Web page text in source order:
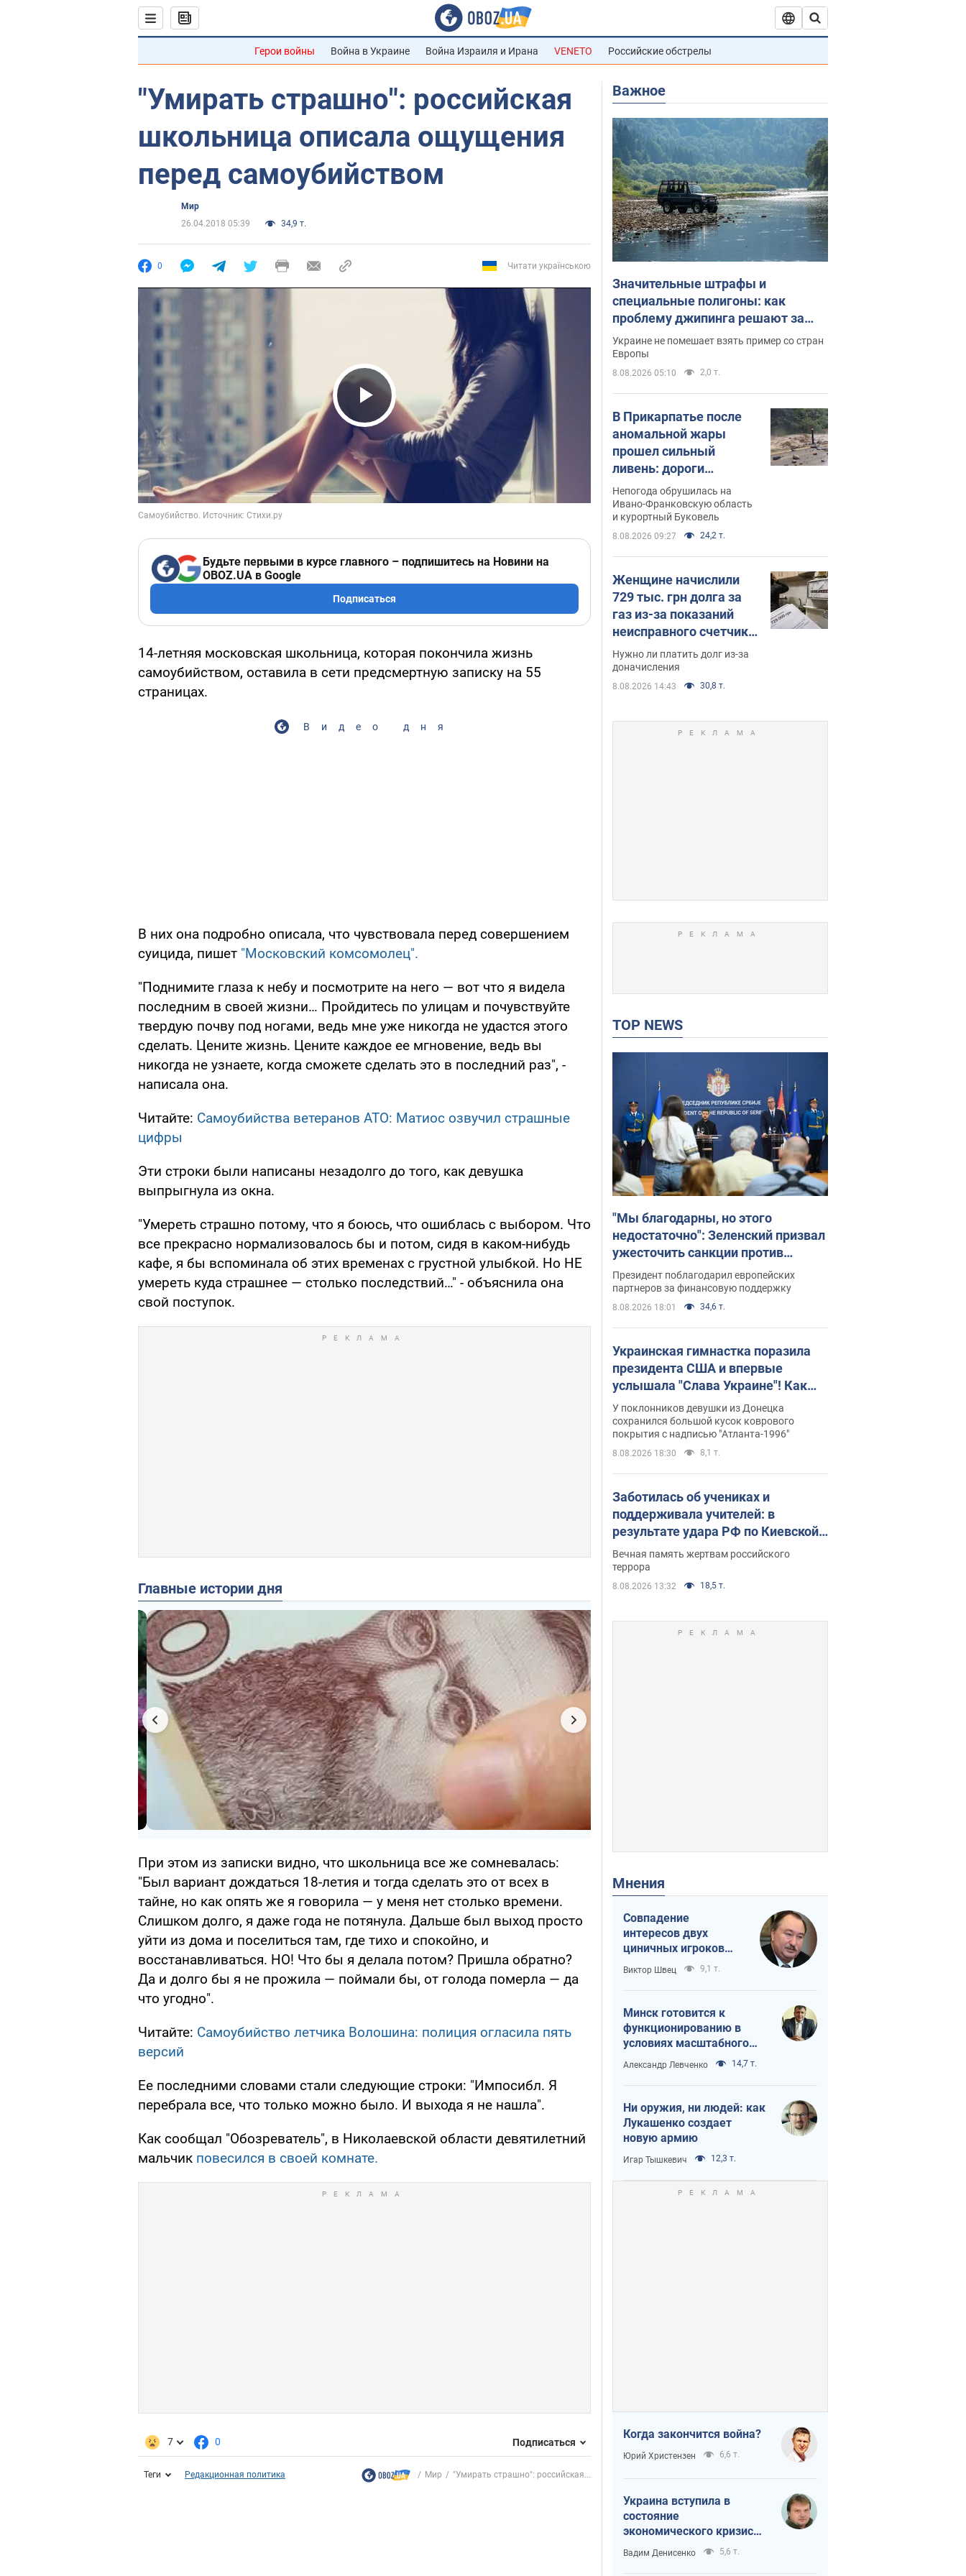
Герои войны Война в Украине Война Израиля и Ирана VENETO Российские обстрелы
"Умирать страшно": российская
школьница описала ощущения
перед самоубийством
Мир
26.04.2018 05:39
34,9 т.
0 Читати українською
Play Video
Будьте первыми в курсе главного – подпишитесь на Новини на
OBOZ.UA в Google
Подписаться
14-летняя московская школьница, которая покончила жизнь
самоубийством, оставила в сети предсмертную записку на 55
страницах.
Видео дня
В них она подробно описала, что чувствовала перед совершением
суицида, пишет "Московский комсомолец".
"Поднимите глаза к небу и посмотрите на него — вот что я видела
последним в своей жизни… Пройдитесь по улицам и почувствуйте
твердую почву под ногами, ведь мне уже никогда не удастся этого
сделать. Цените жизнь. Цените каждое ее мгновение, ведь вы
никогда не узнаете, когда сможете сделать это в последний раз", -
написала она.
Читайте: Самоубийства ветеранов АТО: Матиос озвучил страшные
цифры
Эти строки были написаны незадолго до того, как девушка
выпрыгнула из окна.
"Умереть страшно потому, что я боюсь, что ошиблась с выбором. Что
все прекрасно нормализовалось бы и потом, сидя в каком-нибудь
кафе, я бы вспоминала об этих временах с грустной улыбкой. Но НЕ
умереть куда страшнее — столько последствий…" - объяснила она
свой поступок.
Главные истории дня
При этом из записки видно, что школьница все же сомневалась:
"Был вариант дождаться 18-летия и тогда сделать это от всех в
тайне, но как опять же я говорила — у меня нет столько времени.
Слишком долго, я даже года не потянула. Дальше был выход просто
уйти из дома и поселиться там, где тихо и спокойно, и
восстанавливаться. НО! Что бы я делала потом? Пришла обратно?
Да и долго бы я не прожила — поймали бы, от голода померла — да
что угодно".
Читайте: Самоубийство летчика Волошина: полиция огласила пять
версий
Ее последними словами стали следующие строки: "Импосибл. Я
перебрала все, что только можно было. И выхода я не нашла".
Как сообщал "Обозреватель", в Николаевской области девятилетний
мальчик повесился в своей комнате.
7 0 Подписаться
Теги Редакционная политика Мир "Умирать страшно": российская...
Важное
Значительные штрафы и
специальные полигоны: как
проблему джипинга решают за
границей
Украине не помешает взять пример со стран
Европы
8.08.2026 05:10 2,0 т.
В Прикарпатье после
аномальной жары
прошел сильный
ливень: дороги
превратились в реки.
Видео
Непогода обрушилась на
Ивано-Франковскую область
и курортный Буковель
8.08.2026 09:27 24,2 т.
Женщине начислили
729 тыс. грн долга за
газ из-за показаний
неисправного счетчика:
судья вынес
неожиданное решение
Нужно ли платить долг из-за
доначисления
8.08.2026 14:43 30,8 т.
TOP NEWS
"Мы благодарны, но этого
недостаточно": Зеленский призвал
ужесточить санкции против
России
Президент поблагодарил европейских
партнеров за финансовую поддержку
8.08.2026 18:01 34,6 т.
Украинская гимнастка поразила
президента США и впервые
услышала "Слава Украине"! Как
сложилась судьба Подкопаевой,
которая 30 лет назад завоевала
"золото" Олимпиады
У поклонников девушки из Донецка
сохранился большой кусок коврового
покрытия с надписью "Атланта-1996"
8.08.2026 18:30 8,1 т.
Заботилась об учениках и
поддерживала учителей: в
результате удара РФ по Киевской
области погибли директор
киевского лицея, её муж и внук
Вечная память жертвам российского
террора
8.08.2026 13:32 18,5 т.
Мнения
Совпадение
интересов двух
циничных игроков
или тайный план
Трампа и Путина?
Виктор Швец 9,1 т.
Минск готовится к
функционированию в
условиях масштабного
военного кризиса
Александр Левченко 14,7 т.
Ни оружия, ни людей: как
Лукашенко создает
новую армию
Игар Тышкевич 12,3 т.
Когда закончится война?
Юрий Христензен 6,6 т.
Украина вступила в
состояние
экономического кризиса.
Есть ли свет в конце
туннеля?
Вадим Денисенко 5,6 т.